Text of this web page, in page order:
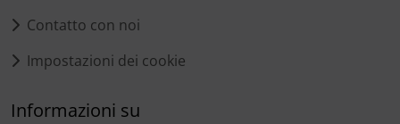
Contatto con noi
Impostazioni dei cookie
Informazioni su